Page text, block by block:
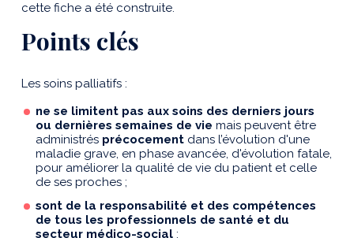
cette fiche a été construite.
Points clés
Les soins palliatifs :
ne se limitent pas aux soins des derniers jours
ou dernières semaines de vie mais peuvent être
administrés précocement dans l’évolution d'une
maladie grave, en phase avancée, d'évolution fatale,
pour améliorer la qualité de vie du patient et celle
de ses proches ;
sont de la responsabilité et des compétences
de tous les professionnels de santé et du
secteur médico-social ;